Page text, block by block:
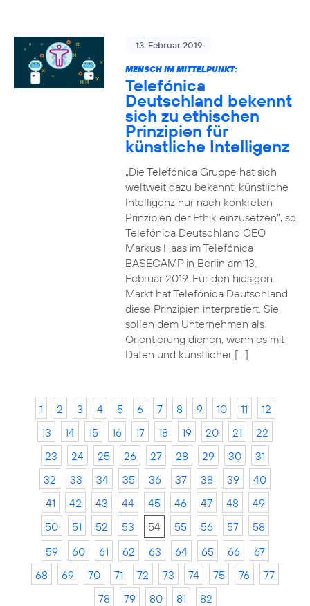
13. Februar 2019
MENSCH IM MITTELPUNKT:
Telefónica
Deutschland bekennt
sich zu ethischen
Prinzipien für
künstliche Intelligenz
„Die Telefónica Gruppe hat sich
weltweit dazu bekannt, künstliche
Intelligenz nur nach konkreten
Prinzipien der Ethik einzusetzen“, so
Telefónica Deutschland CEO
Markus Haas im Telefónica
BASECAMP in Berlin am 13.
Februar 2019. Für den hiesigen
Markt hat Telefónica Deutschland
diese Prinzipien interpretiert. Sie
sollen dem Unternehmen als
Orientierung dienen, wenn es mit
Daten und künstlicher […]
1 2 3 4 5 6 7 8 9 10 11
12
13
14 15 16 17 18 19 20 21
22
23
24 25 26 27 28 29 30
31
32
33 34 35 36 37 38 39
40
41
42 43 44 45 46 47 48
49
50
51 52 53 54 55 56 57
58
59
60 61 62 63 64 65 66
67
68
69 70 71 72 73 74 75 76
77
78
79 80 81 82